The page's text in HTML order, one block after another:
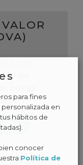
de
para fines
en
hábitos de
conocer
Política de